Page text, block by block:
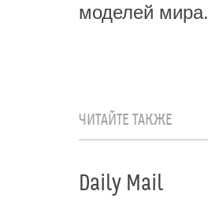
моделей мира.
ЧИТАЙТЕ ТАКЖЕ
Daily Mail